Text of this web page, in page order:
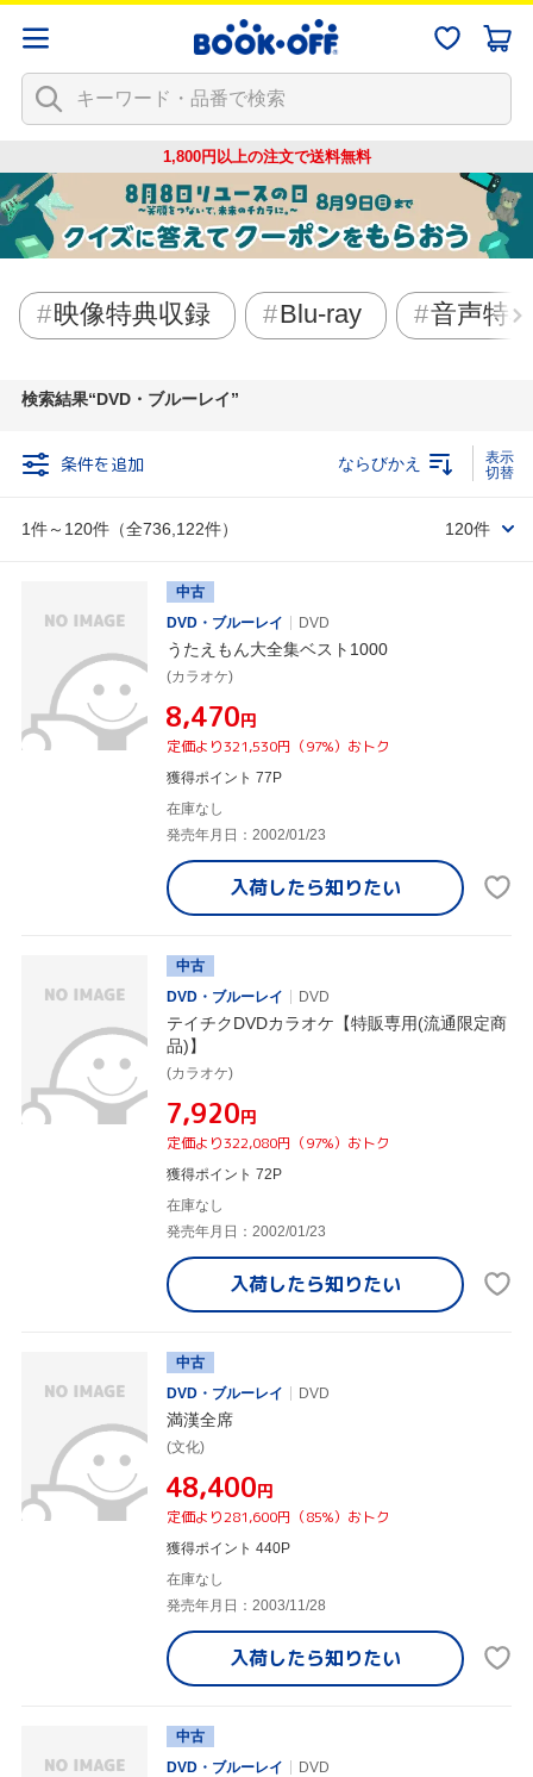
1,800円以上の注文で送料無料
映像特典収録 Blu-ray 音声特
検索結果 DVD・ブルーレイ
条件を追加
1件～120件（全736,122件）
ならびかえ
120件
中古
DVD・ブルーレイ
DVD
うたえもん大全集ベスト1000
(カラオケ)
¥8,470円
定価より321,530円（97%）おトク
獲得ポイント 77P
在庫なし
発売年月日：2002/01/23
入荷したら知りたい
中古
DVD・ブルーレイ
DVD
テイチクDVDカラオケ【特販専用(流通限定商
品)】
(カラオケ)
¥7,920円
定価より322,080円（97%）おトク
獲得ポイント 72P
在庫なし
発売年月日：2002/01/23
入荷したら知りたい
中古
DVD・ブルーレイ
DVD
満漢全席
(文化)
¥48,400円
定価より281,600円（85%）おトク
獲得ポイント 440P
在庫なし
発売年月日：2003/11/28
入荷したら知りたい
中古
DVD・ブルーレイ
DVD